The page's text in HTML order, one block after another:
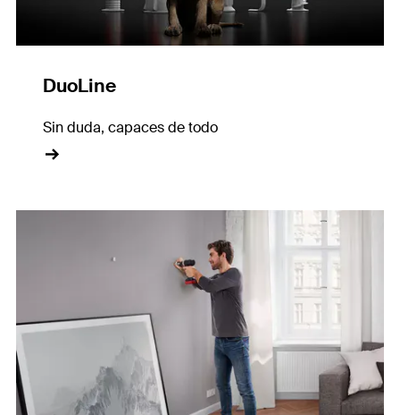
DuoLine
Sin duda, capaces de todo